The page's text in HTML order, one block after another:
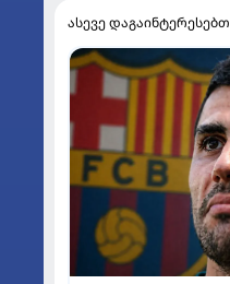
ასევე დაგაინტერესებთ